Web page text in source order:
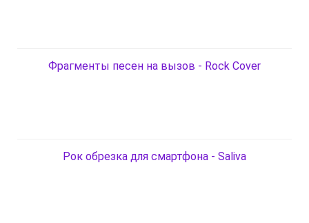
Фрагменты песен на вызов - Rock Cover
Рок обрезка для смартфона - Saliva